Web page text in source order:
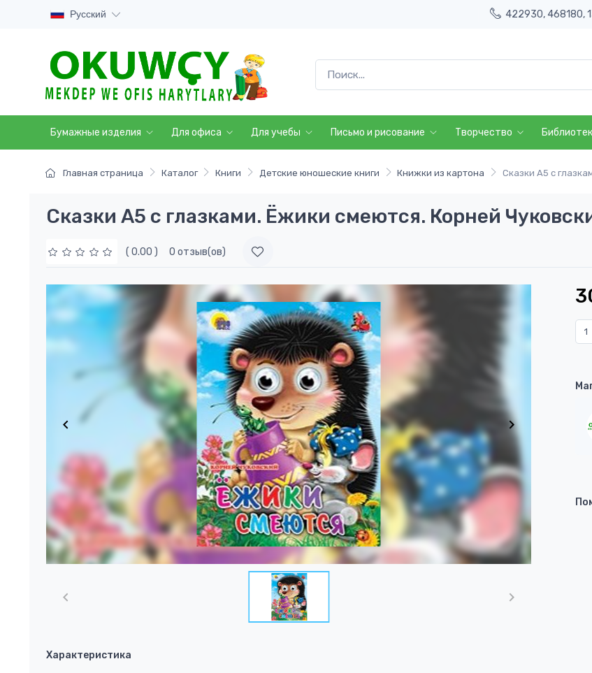
Русский 422930, 468180,
Бумажные изделия Для офиса Для учебы Письмо и рисование Творчество
Главная страница Каталог Книги Детские юношеские книги Книжки из картона Сказки А5 с
Сказки А5 с глазками. Ёжики смеются. Корней
( 0.00 ) 0 отзыв(ов)
Характеристика